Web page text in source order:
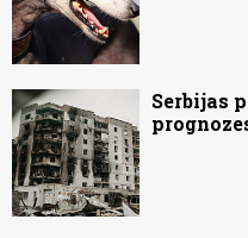
Serbijas